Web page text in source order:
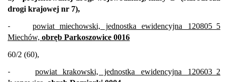
drogi krajowej nr 7),
-
powiat miechowski, jednostka ewidencyjna 120805_5
Miechów, obręb Parkoszowice 0016
60/2 (60),
-
powiat krakowski, jednostka ewidencyjna 120603_2